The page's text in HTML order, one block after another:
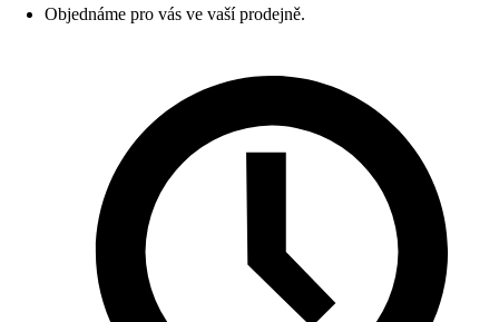
Objednáme pro vás ve vaší prodejně.